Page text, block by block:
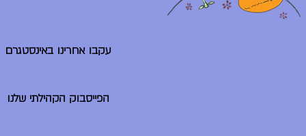
עקבו אחרינו באינסטגרם
הפייסבוק הקהילתי שלנו